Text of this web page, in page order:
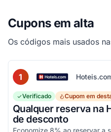
Cupons em alta
Os códigos mais usados
1
Verificado Cupom em
Qualquer reserva na
de desconto